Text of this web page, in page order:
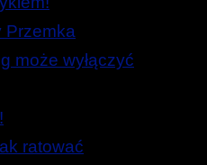
Przemka
może wyłączyć
ratować